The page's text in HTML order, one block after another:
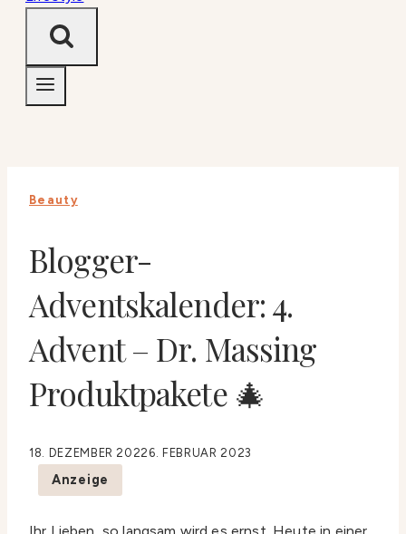
Beauty
Blogger-
Adventskalender: 4.
Advent – Dr. Massing
Produktpakete 🎄
18. DEZEMBER 2022 6. FEBRUAR 2023
Anzeige